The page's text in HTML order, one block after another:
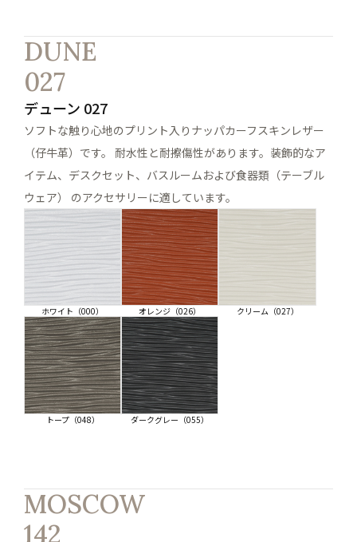
DUNE
027
デューン 027
ソフトな触り心地のプリント入りナッパカーフスキンレザー
（仔牛革）です。 耐水性と耐擦傷性があります。装飾的なア
イテム、デスクセット、バスルームおよび食器類（テーブル
ウェア） のアクセサリーに適しています。
ホワイト（000） オレンジ（026） クリーム（027）
トープ（048） ダークグレー（055）
MOSCOW
142